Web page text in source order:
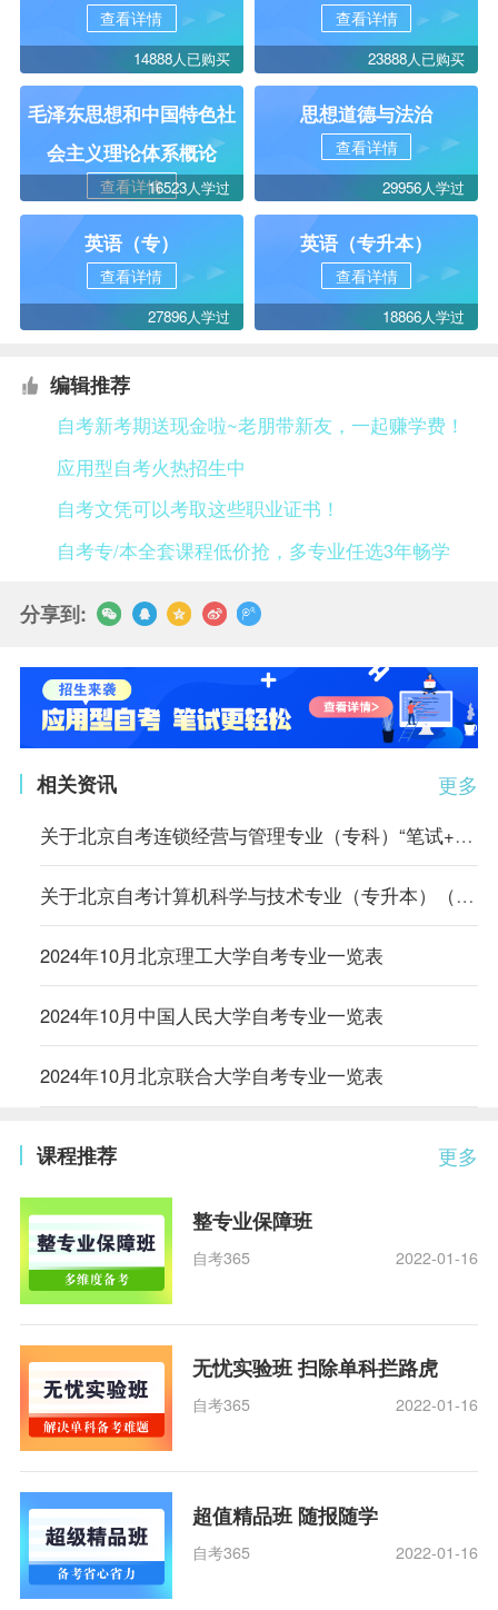
查看详情
14888人已购买
查看详情
23888人已购买
毛泽东思想和中国特色社
会主义理论体系概论
查看详情16523人学过
思想道德与法治
查看详情
29956人学过
英语（专）
查看详情
27896人学过
英语（专升本）
查看详情
18866人学过
编辑推荐
自考新考期送现金啦~老朋带新友，一起赚学费！
应用型自考火热招生中
自考文凭可以考取这些职业证书！
自考专/本全套课程低价抢，多专业任选3年畅学
分享到:
更多
相关资讯
关于北京自考连锁经营与管理专业（专科）“笔试+实践”课程成绩核定的说明
关于北京自考计算机科学与技术专业（专升本）（原计算机信息管理专业）相关课程的顶替说明
2024年10月北京理工大学自考专业一览表
2024年10月中国人民大学自考专业一览表
2024年10月北京联合大学自考专业一览表
更多
课程推荐
整专业保障班
自考365 2022-01-16
无忧实验班 扫除单科拦路虎
自考365 2022-01-16
超值精品班 随报随学
自考365 2022-01-16